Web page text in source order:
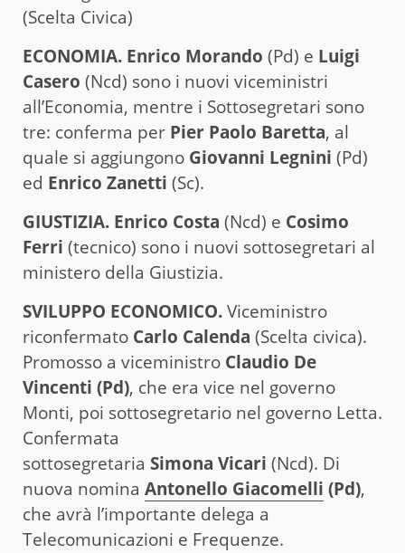
(Scelta Civica)
ECONOMIA. Enrico Morando (Pd) e Luigi
Casero (Ncd) sono i nuovi viceministri
all’Economia, mentre i Sottosegretari sono
tre: conferma per Pier Paolo Baretta, al
quale si aggiungono Giovanni Legnini (Pd)
ed Enrico Zanetti (Sc).
GIUSTIZIA. Enrico Costa (Ncd) e Cosimo
Ferri (tecnico) sono i nuovi sottosegretari al
ministero della Giustizia.
SVILUPPO ECONOMICO.Viceministro
riconfermato Carlo Calenda (Scelta civica).
Promosso a viceministro Claudio De
Vincenti (Pd), che era vice nel governo
Monti, poi sottosegretario nel governo Letta.
Confermata
sottosegretaria Simona Vicari (Ncd). Di
nuova nomina Antonello Giacomelli (Pd),
che avrà l’importante delega a
Telecomunicazioni e Frequenze.